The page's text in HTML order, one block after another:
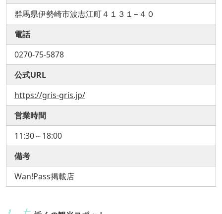
群馬県伊勢崎市波志江町４１３１−４０
電話
0270-75-5878
公式URL
https://gris-gris.jp/
営業時間
11:30～18:00
備考
Wan!Pass掲載店